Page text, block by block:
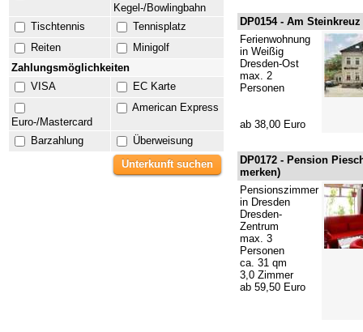
Kegel-/Bowlingbahn
Tischtennis
Tennisplatz
Reiten
Minigolf
Zahlungsmöglichkeiten
VISA
EC Karte
Euro-/Mastercard
American Express
Barzahlung Überweisung
DP0154 - Am Steinkreuz
Ferienwohnung
in Weißig
Dresden-Ost
max. 2
Personen
ab 38,00 Euro
DP0172 - Pension
merken)
Pensionszimmer
in Dresden
Dresden-
Zentrum
max. 3
Personen
ca. 31 qm
3,0 Zimmer
ab 59,50 Euro